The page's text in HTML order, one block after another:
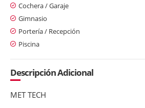
Cochera / Garaje
Gimnasio
Portería / Recepción
Piscina
Descripción Adicional
MET TECH